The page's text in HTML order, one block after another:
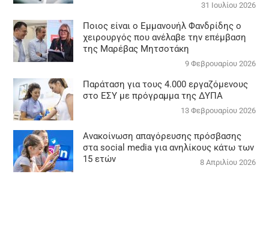
31 Ιουλίου 2026
Ποιος είναι ο Εμμανουήλ Φανδρίδης ο
χειρουργός που ανέλαβε την επέμβαση
της Μαρέβας Μητσοτάκη
9 Φεβρουαρίου 2026
Παράταση για τους 4.000 εργαζόμενους
στο ΕΣΥ με πρόγραμμα της ΔΥΠΑ
13 Φεβρουαρίου 2026
Ανακοίνωση απαγόρευσης πρόσβασης
στα social media για ανηλίκους κάτω των
15 ετών
8 Απριλίου 2026